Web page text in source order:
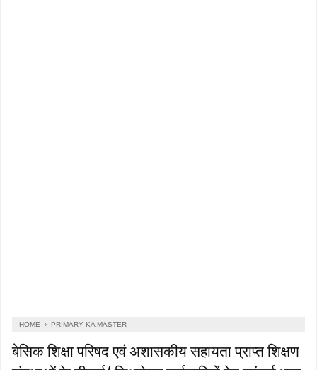
HOME › PRIMARY KA MASTER
बेसिक शिक्षा परिषद एवं अशासकीय सहायता प्राप्त शिक्षण